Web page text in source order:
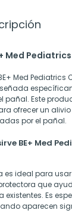
Med
Med Pediatrics
pañal. Este
ofrecer un
por el pañal.
BE+ Med
es ideal para
que
existentes. Es
aparecen